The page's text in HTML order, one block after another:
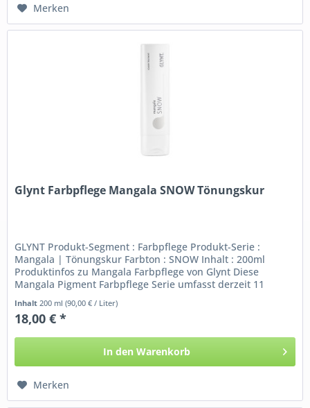
Merken
Glynt Farbpflege Mangala SNOW Tönungskur
GLYNT Produkt-Segment : Farbpflege Produkt-Serie :
Mangala | Tönungskur Farbton : SNOW Inhalt : 200ml
Produktinfos zu Mangala Farbpflege von Glynt Diese
Mangala Pigment Farbpflege Serie umfasst derzeit 11
verschieden nuancierte...
Inhalt200 ml(90,00 € / Liter)
18,00 € *
In den Warenkorb
Merken